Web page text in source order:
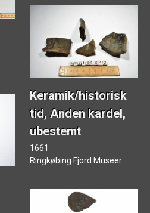
Keramik/historisk
tid, Anden kardel,
ubestemt
1661
Ringkøbing Fjord Museer